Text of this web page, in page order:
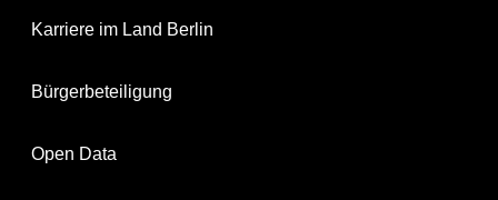
Karriere im Land Berlin
Bürgerbeteiligung
Open Data